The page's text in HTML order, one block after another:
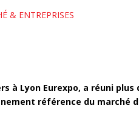
& ENTREPRISES
à Lyon Eurexpo, a réuni
référence du marché